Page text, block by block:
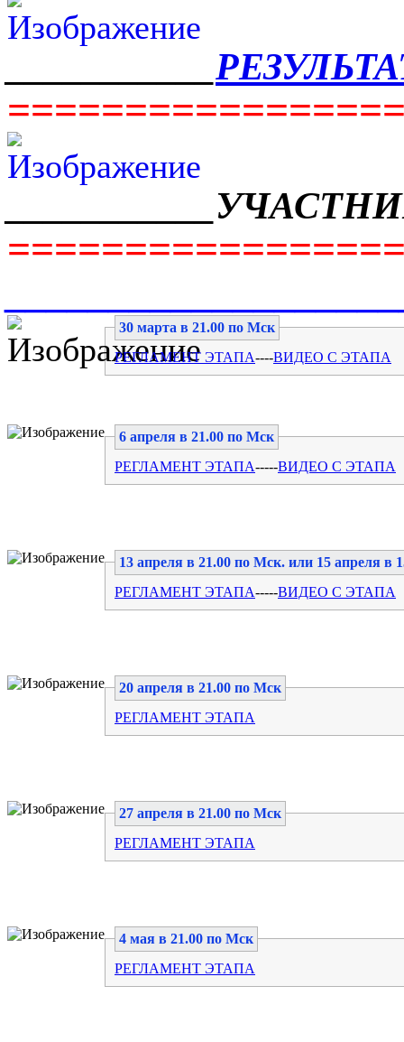
30 марта в 21.00 по Мск
РЕГЛАМЕНТ ЭТАПА----ВИДЕО С ЭТАПА
6 апреля в 21.00 по Мск
РЕГЛАМЕНТ ЭТАПА-----ВИДЕО С ЭТАПА
13 апреля в 21.00 по Мск. или 15 апреля в
РЕГЛАМЕНТ ЭТАПА-----ВИДЕО С ЭТАПА
20 апреля в 21.00 по Мск
РЕГЛАМЕНТ ЭТАПА
27 апреля в 21.00 по Мск
РЕГЛАМЕНТ ЭТАПА
4 мая в 21.00 по Мск
РЕГЛАМЕНТ ЭТАПА